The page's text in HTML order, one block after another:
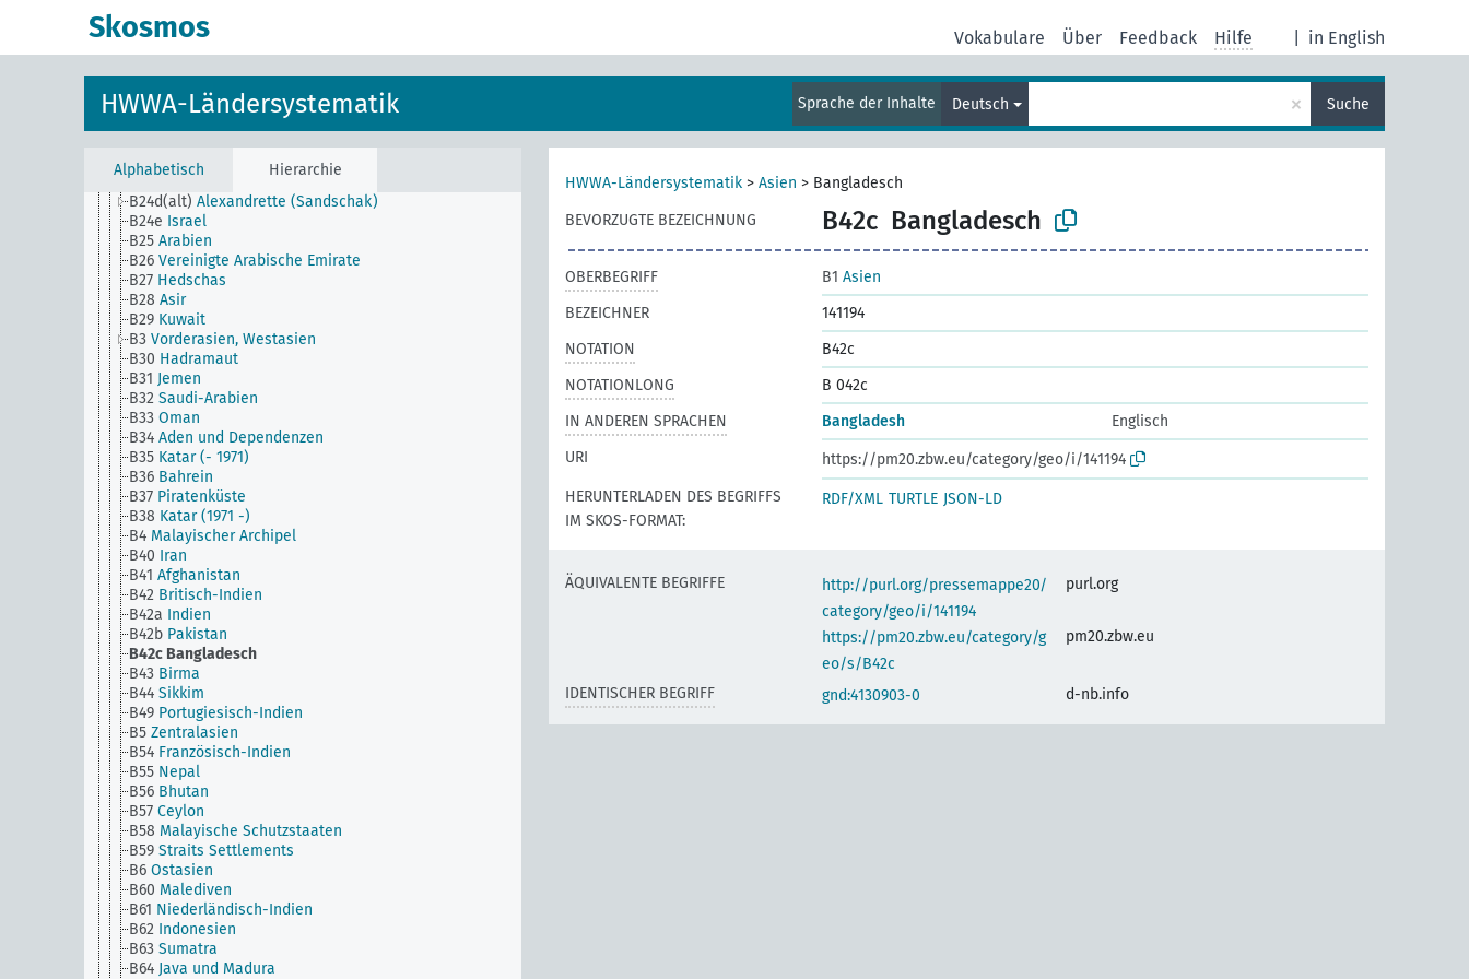
Skosmos in English
Vokabulare Über Feedback Hilfe
HWWA-Ländersystematik Sprache der Inhalte Deutsch × Suche
Alphabetisch Hierarchie
B21 Türkei (1923 -)
B24 Syrien
B24c Libanon
B24d
B24d(alt) Alexandrette (Sandschak)
B24e Israel
B25 Arabien
B26 Vereinigte Arabische Emirate
B27 Hedschas
B28 Asir
B29 Kuwait
B3 Vorderasien, Westasien
B30 Hadramaut
B31 Jemen
B32 Saudi-Arabien
B33 Oman
B34 Aden und Dependenzen
B35 Katar (- 1971)
B36 Bahrein
B37 Piratenküste
B38 Katar (1971 -)
B4 Malayischer Archipel
B40 Iran
B41 Afghanistan
B42 Britisch-Indien
B42a Indien
B42b Pakistan
B42c Bangladesch
B43 Birma
B44 Sikkim
B49 Portugiesisch-Indien
B5 Zentralasien
B54 Französisch-Indien
B55 Nepal
B56 Bhutan
B57 Ceylon
B58 Malayische Schutzstaaten
B59 Straits Settlements
B6 Ostasien
B60 Malediven
B61 Niederländisch-Indien
B62 Indonesien
B63 Sumatra
B64 Java und Madura
HWWA-Ländersystematik > Asien > Bangladesch
BEVORZUGTE BEZEICHNUNG
B42c Bangladesch
OBERBEGRIFF B1 Asien
BEZEICHNER
141194
NOTATION
B42c
NOTATIONLONG
B 042c
IN ANDEREN SPRACHEN
Bangladesh
Englisch
URI
https://pm20.zbw.eu/category/geo/i/141194
HERUNTERLADEN DES BEGRIFFS
IM SKOS-FORMAT:
RDF/XML TURTLE JSON-LD
ÄQUIVALENTE BEGRIFFE
http://purl.org/pressemappe20/
category/geo/i/141194
purl.org
https://pm20.zbw.eu/category/g
eo/s/B42c
pm20.zbw.eu
IDENTISCHER BEGRIFF gnd:4130903-0 d-nb.info